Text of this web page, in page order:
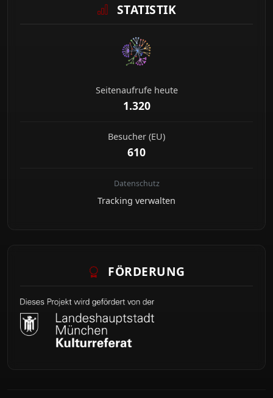
STATISTIK
Seitenaufrufe heute
1.320
Besucher (EU)
610
Datenschutz
Tracking verwalten
FÖRDERUNG